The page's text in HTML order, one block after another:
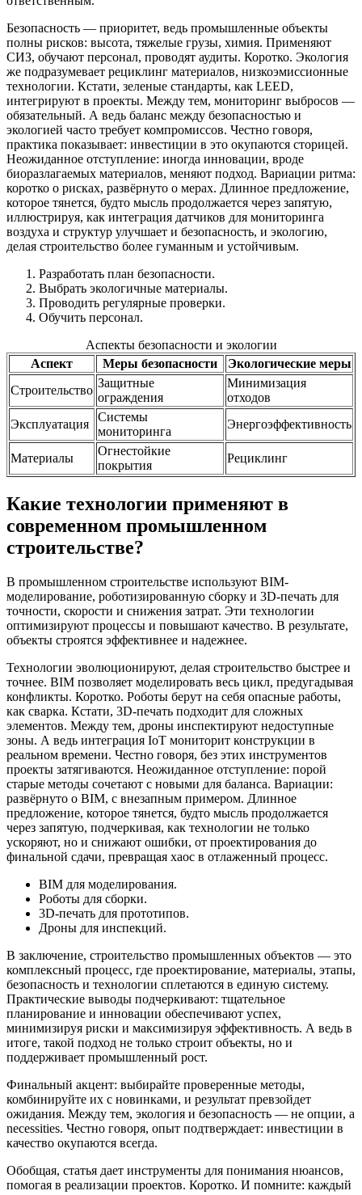
Безопасность — приоритет, ведь промышленные объекты
полны рисков: высота, тяжелые грузы, химия. Применяют
СИЗ, обучают персонал, проводят аудиты. Коротко. Экология
же подразумевает рециклинг материалов, низкоэмиссионные
технологии. Кстати, зеленые стандарты, как LEED,
интегрируют в проекты. Между тем, мониторинг выбросов —
обязательный. А ведь баланс между безопасностью и
экологией часто требует компромиссов. Честно говоря,
практика показывает: инвестиции в это окупаются сторицей.
Неожиданное отступление: иногда инновации, вроде
биоразлагаемых материалов, меняют подход. Вариации ритма:
коротко о рисках, развёрнуто о мерах. Длинное предложение,
которое тянется, будто мысль продолжается через запятую,
иллюстрируя, как интеграция датчиков для мониторинга
воздуха и структур улучшает и безопасность, и экологию,
делая строительство более гуманным и устойчивым.
Разработать план безопасности.
Выбрать экологичные материалы.
Проводить регулярные проверки.
Обучить персонал.
Аспекты безопасности и экологии
Аспект
Меры безопасности
Экологические меры
Строительство
Защитные
ограждения
Минимизация
отходов
Эксплуатация
Системы
мониторинга
Энергоэффективность
Материалы
Огнестойкие
покрытия
Рециклинг
Какие технологии применяют в
современном промышленном
строительстве?
В промышленном строительстве используют BIM-
моделирование, роботизированную сборку и 3D-печать для
точности, скорости и снижения затрат. Эти технологии
оптимизируют процессы и повышают качество. В результате,
объекты строятся эффективнее и надежнее.
Технологии эволюционируют, делая строительство быстрее и
точнее. BIM позволяет моделировать весь цикл, предугадывая
конфликты. Коротко. Роботы берут на себя опасные работы,
как сварка. Кстати, 3D-печать подходит для сложных
элементов. Между тем, дроны инспектируют недоступные
зоны. А ведь интеграция IoT мониторит конструкции в
реальном времени. Честно говоря, без этих инструментов
проекты затягиваются. Неожиданное отступление: порой
старые методы сочетают с новыми для баланса. Вариации:
развёрнуто о BIM, с внезапным примером. Длинное
предложение, которое тянется, будто мысль продолжается
через запятую, подчеркивая, как технологии не только
ускоряют, но и снижают ошибки, от проектирования до
финальной сдачи, превращая хаос в отлаженный процесс.
BIM для моделирования.
Роботы для сборки.
3D-печать для прототипов.
Дроны для инспекций.
В заключение, строительство промышленных объектов — это
комплексный процесс, где проектирование, материалы, этапы,
безопасность и технологии сплетаются в единую систему.
Практические выводы подчеркивают: тщательное
планирование и инновации обеспечивают успех,
минимизируя риски и максимизируя эффективность. А ведь в
итоге, такой подход не только строит объекты, но и
поддерживает промышленный рост.
Финальный акцент: выбирайте проверенные методы,
комбинируйте их с новинками, и результат превзойдет
ожидания. Между тем, экология и безопасность — не опции, а
necessities. Честно говоря, опыт подтверждает: инвестиции в
качество окупаются всегда.
Обобщая, статья дает инструменты для понимания нюансов,
помогая в реализации проектов. Коротко. И помните: каждый